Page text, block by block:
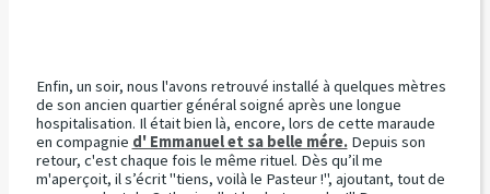
Enfin, un soir, nous l'avons retrouvé installé à quelques mètres
de son ancien quartier général soigné après une longue
hospitalisation. Il était bien là, encore, lors de cette maraude
en compagnie d' Emmanuel et sa belle mére.Depuis son
retour, c'est chaque fois le même rituel. Dès qu’il me
m'aperçoit, il s’écrit "tiens, voilà le Pasteur !", ajoutant, tout de